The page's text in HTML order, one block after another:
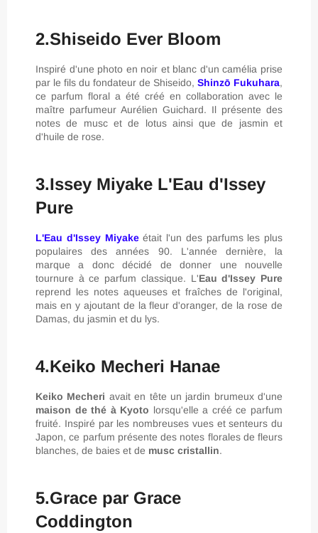
2.Shiseido Ever Bloom
Inspiré d'une photo en noir et blanc d'un camélia prise
par le fils du fondateur de Shiseido, Shinzō Fukuhara,
ce parfum floral a été créé en collaboration avec le
maître parfumeur Aurélien Guichard. Il présente des
notes de musc et de lotus ainsi que de jasmin et
d'huile de rose.
3.Issey Miyake L'Eau d'Issey
Pure
L'Eau d'Issey Miyakeétait l'un des parfums les plus
populaires des années 90. L'année dernière, la
marque a donc décidé de donner une nouvelle
tournure à ce parfum classique. L'Eau d'Issey Pure
reprend les notes aqueuses et fraîches de l'original,
mais en y ajoutant de la fleur d'oranger, de la rose de
Damas, du jasmin et du lys.
4.Keiko Mecheri Hanae
Keiko Mecheri avait en tête un jardin brumeux d'une
maison de thé à Kyoto lorsqu'elle a créé ce parfum
fruité. Inspiré par les nombreuses vues et senteurs du
Japon, ce parfum présente des notes florales de fleurs
blanches, de baies et de musc cristallin.
5.Grace par Grace
Coddington